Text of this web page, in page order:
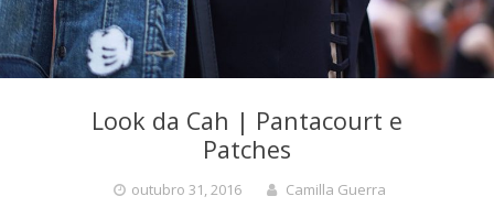
Look da Cah | Pantacourt e
Patches
outubro 31, 2016 Camilla Guerra